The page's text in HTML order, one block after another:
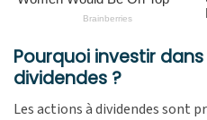
Pourquoi investir
dividendes ?
Les actions à dividendes sont